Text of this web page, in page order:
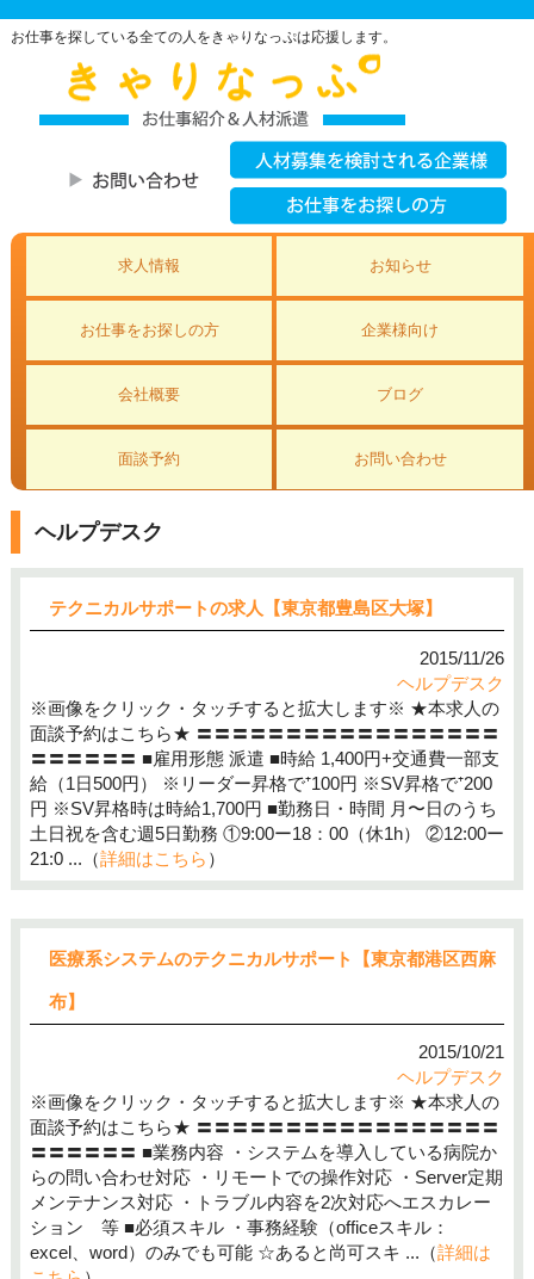
お仕事を探している全ての人をきゃりなっぷは応援します。
求人情報 お知らせ
お仕事をお探しの方 企業様向け
会社概要 ブログ
面談予約 お問い合わせ
ヘルプデスク
テクニカルサポートの求人【東京都豊島区大塚】
2015/11/26
ヘルプデスク
※画像をクリック・タッチすると拡大します※ ★本求人の
面談予約はこちら★ 〓〓〓〓〓〓〓〓〓〓〓〓〓〓〓〓〓
〓〓〓〓〓〓 ■雇用形態 派遣 ■時給 1,400円+交通費一部支
給（1日500円） ※リーダー昇格で⁺100円 ※SV昇格で⁺200
円 ※SV昇格時は時給1,700円 ■勤務日・時間 月〜日のうち
土日祝を含む週5日勤務 ①9:00ー18：00（休1h） ②12:00ー
21:0 ...（詳細はこちら ）
医療系システムのテクニカルサポート【東京都港区西麻
布】
2015/10/21
ヘルプデスク
※画像をクリック・タッチすると拡大します※ ★本求人の
面談予約はこちら★ 〓〓〓〓〓〓〓〓〓〓〓〓〓〓〓〓〓
〓〓〓〓〓〓 ■業務内容 ・システムを導入している病院か
らの問い合わせ対応 ・リモートでの操作対応 ・Server定期
メンテナンス対応 ・トラブル内容を2次対応へエスカレー
ション 等 ■必須スキル ・事務経験（officeスキル：
excel、word）のみでも可能 ☆あると尚可スキ ...（詳細は